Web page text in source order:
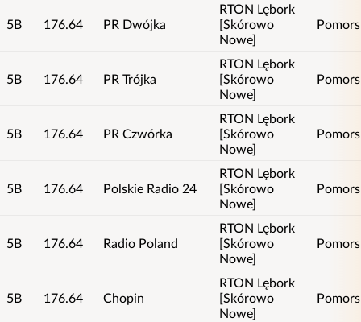
5B 176.64 PR Dwójka
RTON Lębork
[Skórowo
Nowe]
5B 176.64 PR Trójka
RTON Lębork
[Skórowo
Nowe]
5B 176.64 PR Czwórka
RTON Lębork
[Skórowo
Nowe]
5B 176.64 Polskie Radio 24
RTON Lębork
[Skórowo
Nowe]
5B 176.64 Radio Poland
RTON Lębork
[Skórowo
Nowe]
5B 176.64 Chopin
RTON Lębork
[Skórowo
Nowe]